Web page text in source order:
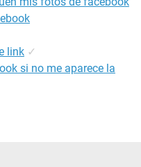
link ✓
si no me aparece la